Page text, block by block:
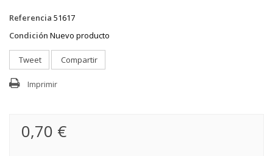
Referencia 51617
Condición Nuevo producto
Tweet Compartir
Imprimir
0,70 €